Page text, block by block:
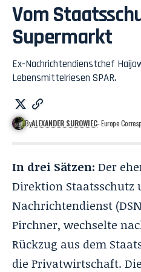
Vom
Supermarkt
Ex-Nachrichtendienstchef
Lebensmittelriesen SPAR.
ByALEXANDER SUROWIEC- Europe
In drei Sätzen: Der
Direktion Staatsschutz
Nachrichtendienst
Pirchner, wechselte
Rückzug aus dem
die Privatwirtschaft.